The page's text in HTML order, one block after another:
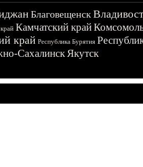
Благовещенск
Камчатский край
край Республика Бурятия
СахалинскЯкутск